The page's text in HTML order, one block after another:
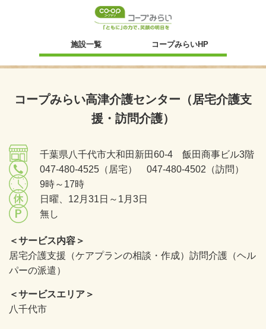
施設一覧 コープみらいHP新規ウィンドウ
コープみらい高津介護センター（居宅介護支
援・訪問介護）
千葉県八千代市大和田新田60-4 飯田商事ビル3階
047-480-4525（居宅） 047-480-4502（訪問）
9時～17時
日曜、12月31日～1月3日
無し
＜サービス内容＞
居宅介護支援（ケアプランの相談・作成）訪問介護（ヘル
パーの派遣）
＜サービスエリア＞
八千代市